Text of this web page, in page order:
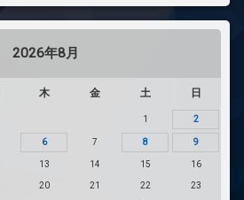
2026年8月
木 金 土 日
1 2
6 7 8 9
13 14 15 16
20 21 22 23